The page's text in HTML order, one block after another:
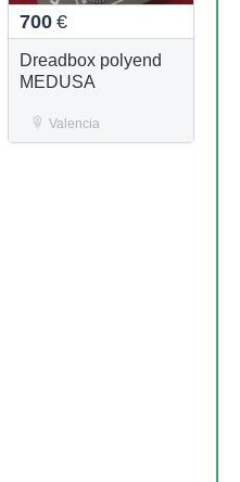
700 €
Dreadbox polyend
MEDUSA
Valencia